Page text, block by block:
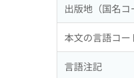
出版地（国名コ
本文の言語コー
言語注記